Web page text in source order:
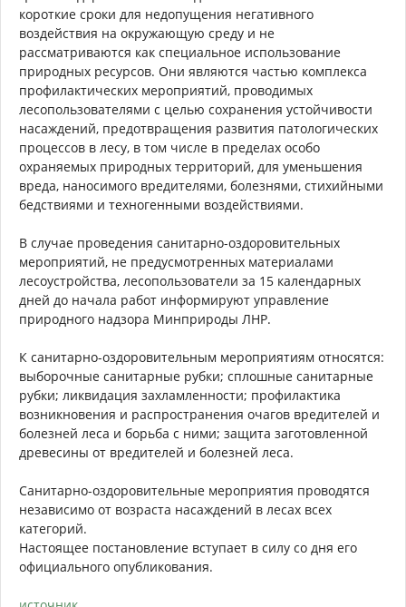
короткие сроки для недопущения негативного
воздействия на окружающую среду и не
рассматриваются как специальное использование
природных ресурсов. Они являются частью комплекса
профилактических мероприятий, проводимых
лесопользователями с целью сохранения устойчивости
насаждений, предотвращения развития патологических
процессов в лесу, в том числе в пределах особо
охраняемых природных территорий, для уменьшения
вреда, наносимого вредителями, болезнями, стихийными
бедствиями и техногенными воздействиями.
В случае проведения санитарно-оздоровительных
мероприятий, не предусмотренных материалами
лесоустройства, лесопользователи за 15 календарных
дней до начала работ информируют управление
природного надзора Минприроды ЛНР.
К санитарно-оздоровительным мероприятиям относятся:
выборочные санитарные рубки; сплошные санитарные
рубки; ликвидация захламленности; профилактика
возникновения и распространения очагов вредителей и
болезней леса и борьба с ними; защита заготовленной
древесины от вредителей и болезней леса.
Санитарно-оздоровительные мероприятия проводятся
независимо от возраста насаждений в лесах всех
категорий.
Настоящее постановление вступает в силу со дня его
официального опубликования.